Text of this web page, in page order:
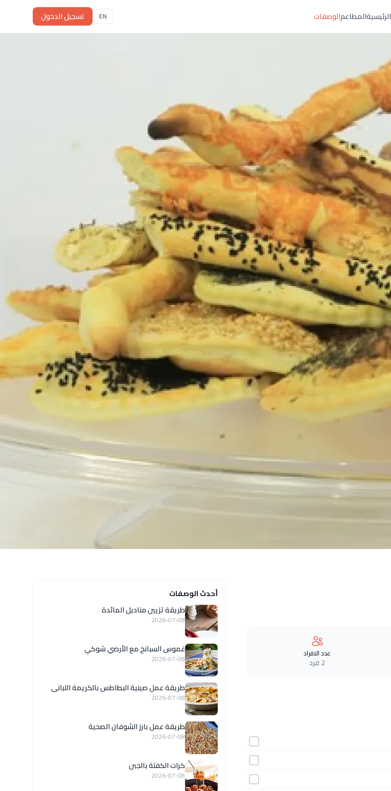
الرئيسيةالمطاعمالوصفات EN تسجيل الدخول
عدد الافراد
2 فرد
أحدث الوصفات
طريقة تزيين مناديل المائدة
2026-07-08
غموس السبانخ مع الأرضي شوكي
2026-07-08
طريقة عمل صينية البطاطس بالكريمة اللبانى
2026-07-08
طريقة عمل بارز الشوفان الصحية
2026-07-08
كرات الكفتة بالجبن
2026-07-08